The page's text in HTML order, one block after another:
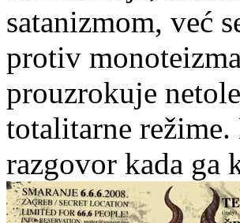
satanizmom, već
protiv
prouzrokuje
totalitarne
razgovor kada ga